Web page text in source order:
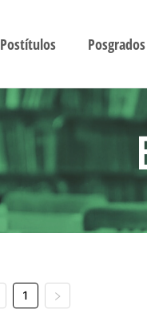
Postítulos Posgrados
1